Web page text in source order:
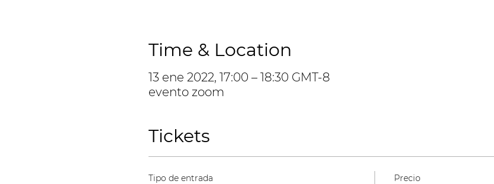
Time & Location
13 ene 2022, 17:00 – 18:30 GMT-8
evento zoom
Tickets
Tipo de entrada Precio